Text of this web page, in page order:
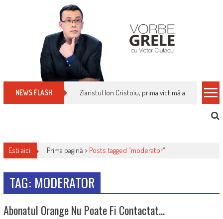
NEWS FLASH Ziaristul Ion Cristoiu, prima victimă a noi
Esti aici: Prima pagină > Posts tagged "moderator"
TAG: MODERATOR
Abonatul Orange Nu Poate Fi Contactat…